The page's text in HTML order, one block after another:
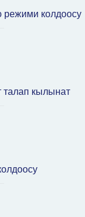
колдоосу
талап кылынат